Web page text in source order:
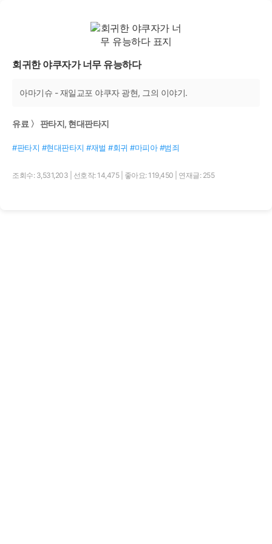
회귀한 야쿠자가 너무 유능하다
아마기슈 - 재일교포 야쿠자 광현, 그의 이야기.
유료 〉 판타지, 현대판타지
#판타지 #현대판타지 #재벌 #회귀 #마피아 #범죄
조회수: 3,531,203 선호작: 14,475 좋아요: 119,450 연재글: 255